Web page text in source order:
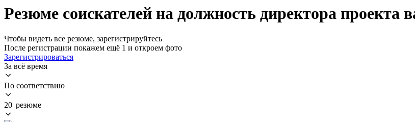
Резюме соискателей на должность директора проекта
Чтобы видеть все резюме, зарегистрируйтесь
После регистрации покажем ещё 1 и откроем фото
Зарегистрироваться
За всё время
По соответствию
20 резюме